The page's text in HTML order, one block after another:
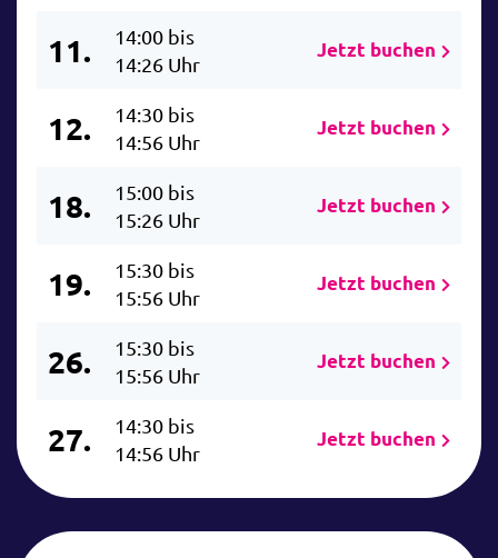
11.
14:00 bis
14:26 Uhr
Jetzt buchen
12.
14:30 bis
14:56 Uhr
Jetzt buchen
18.
15:00 bis
15:26 Uhr
Jetzt buchen
19.
15:30 bis
15:56 Uhr
Jetzt buchen
26.
15:30 bis
15:56 Uhr
Jetzt buchen
27.
14:30 bis
14:56 Uhr
Jetzt buchen